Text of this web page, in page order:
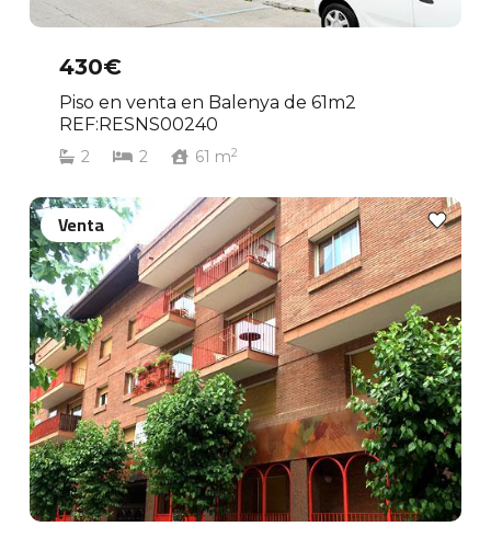
430€
Piso en venta en Balenya de 61m2
REF:RESNS00240
2 2 61 m2
Venta